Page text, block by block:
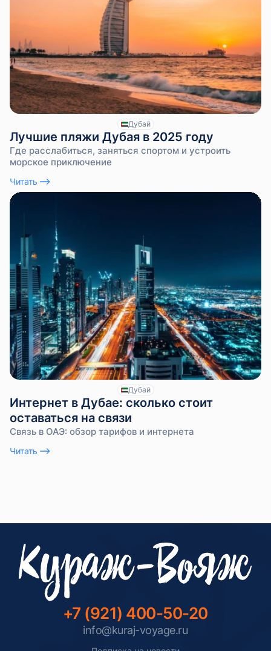
Дубай
Лучшие пляжи Дубая в 2025 году
Где расслабиться, заняться спортом и устроить
морское приключение
Читать
Дубай
Интернет в Дубае: сколько стоит
оставаться на связи
Связь в ОАЭ: обзор тарифов и интернета
Читать
+7 (921) 400-50-20
info@kuraj-voyage.ru